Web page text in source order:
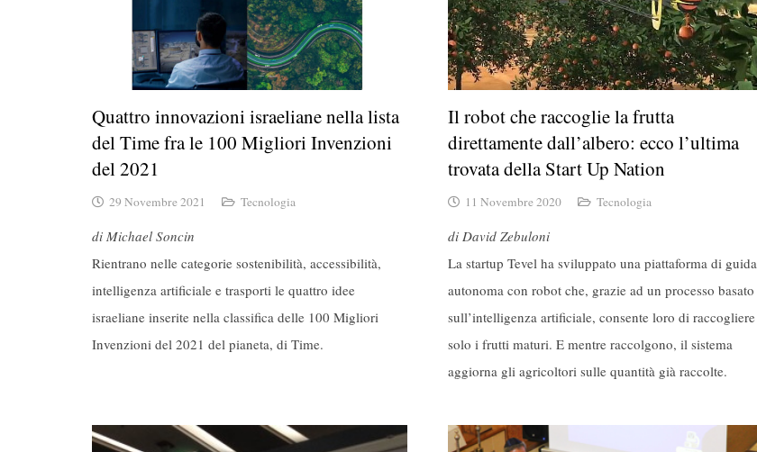
Quattro innovazioni israeliane nella lista
del Time fra le 100 Migliori Invenzioni
del 2021
29 Novembre 2021 Tecnologia
di Michael Soncin
Rientrano nelle categorie sostenibilità, accessibilità,
intelligenza artificiale e trasporti le quattro idee
israeliane inserite nella classifica delle 100 Migliori
Invenzioni del 2021 del pianeta, di Time.
Il robot che raccoglie la frutta
direttamente dall’albero: ecco l’ultima
trovata della Start Up Nation
11 Novembre 2020 Tecnologia
di David Zebuloni
La startup Tevel ha sviluppato una piattaforma di guida
autonoma con robot che, grazie ad un processo basato
sull’intelligenza artificiale, consente loro di raccogliere
solo i frutti maturi. E mentre raccolgono, il sistema
aggiorna gli agricoltori sulle quantità già raccolte.